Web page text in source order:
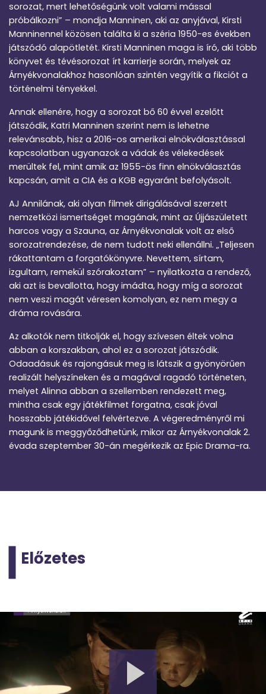
sorozat, mert lehetőségünk volt valami mással
próbálkozni” – mondja Manninen, aki az anyjával, Kirsti
Manninennel közösen találta ki a széria 1950-es években
játszódó alapötletét. Kirsti Manninen maga is író, aki több
könyvet és tévésorozat írt karrierje során, melyek az
Árnyékvonalakhoz hasonlóan szintén vegyítik a fikciót a
történelmi tényekkel.
Annak ellenére, hogy a sorozat bő 60 évvel ezelőtt
játszódik, Katri Manninen szerint nem is lehetne
relevánsabb, hisz a 2016-os amerikai elnökválasztással
kapcsolatban ugyanazok a vádak és vélekedések
merültek fel, mint amik az 1955-ös finn elnökválasztás
kapcsán, amit a CIA és a KGB egyaránt befolyásolt.
AJ Annilának, aki olyan filmek dirigálásával szerzett
nemzetközi ismertséget magának, mint az Újjászületett
harcos vagy a Szauna, az Árnyékvonalak volt az első
sorozatrendezése, de nem tudott neki ellenállni. „Teljesen
rákattantam a forgatókönyvre. Nevettem, sírtam,
izgultam, remekül szórakoztam” – nyilatkozta a rendező,
aki azt is bevallotta, hogy imádta, hogy míg a sorozat
nem veszi magát véresen komolyan, ez nem megy a
dráma rovására.
Az alkotók nem titkolják el, hogy szívesen éltek volna
abban a korszakban, ahol ez a sorozat játszódik.
Odaadásuk és rajongásuk meg is látszik a gyönyörűen
realizált helyszíneken és a magával ragadó történeten,
melyet Alinna abban a szellemben rendezett meg,
mintha csak egy játékfilmet forgatna, csak jóval
hosszabb játékidővel felvértezve. A végeredményről mi
magunk is meggyőződhetünk, mikor az Árnyékvonalak 2.
évada szeptember 30-án megérkezik az Epic Drama-ra.
Előzetes